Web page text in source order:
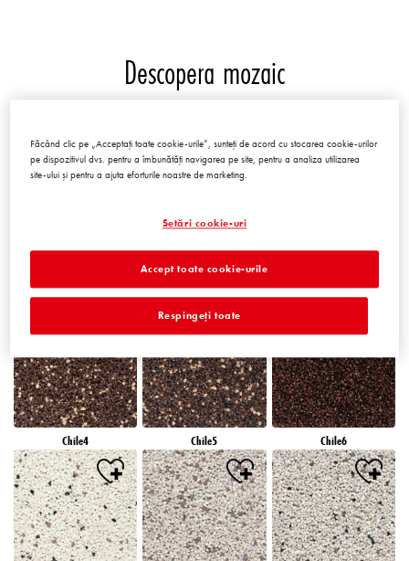
Descopera mozaic
Chile1 Chile2 Chile3
Chile4 Chile5 Chile6
Făcând clic pe „Acceptați toate cookie-urile”, sunteți de acord cu stocarea cookie-urilor
pe dispozitivul dvs. pentru a îmbunătăți navigarea pe site, pentru a analiza utilizarea
site-ului și pentru a ajuta eforturile noastre de marketing.
Setări cookie-uri
Respingeți toate
Accept toate cookie-urile